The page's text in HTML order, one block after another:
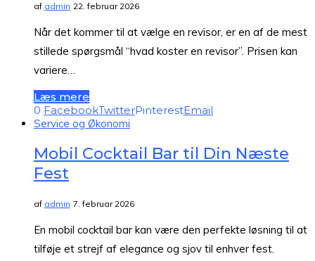
af admin 22. februar 2026
Når det kommer til at vælge en revisor, er en af de mest
stillede spørgsmål “hvad koster en revisor”. Prisen kan
variere…
Læs mere
0 FacebookTwitterPinterestEmail
Service og Økonomi
Mobil Cocktail Bar til Din Næste
Fest
af admin 7. februar 2026
En mobil cocktail bar kan være den perfekte løsning til at
tilføje et strejf af elegance og sjov til enhver fest.